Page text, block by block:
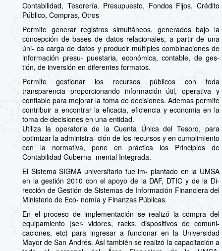
Contabilidad, Tesorería. Presupuesto, Fondos Fijos, Crédito
Público, Compras, Otros
Permite generar registros simultáneos, generados bajo la
concepción de bases de datos relacionales, a partir de una
úni- ca carga de datos y producir múltiples combinaciones de
información presu- puestaria, económica, contable, de ges-
tión, de inversión en diferentes formatos.
Permite gestionar los recursos públicos con toda
transparencia proporcionando información útil, operativa y
confiable para mejorar la toma de decisiones. Ademas permite
contribuir a encontrar la eficacia, eficiencia y economia en la
toma de decisiones en una entidad.
Utiliza la operatoria de la Cuenta Única del Tesoro, para
optimizar la administra- ción de los recursos y en cumplimiento
con la normativa, pone en práctica los Principios de
Contabilidad Guberna- mental Integrada.
El Sistema SIGMA universitario fue im- plantado en la UMSA
en la gestión 2010 con el apoyo de la DAF, DTIC y de la Di-
rección de Gestión de Sistemas de Información Financiera del
Ministerio de Eco- nomía y Finanzas Públicas.
En el proceso de implementación se realizó la compra del
equipamiento (ser- vidores, racks, dispositivos de comuni-
caciones, etc) para ingresar a funcionar en la Universidad
Mayor de San Andrés. Así también se realizó la capacitación a